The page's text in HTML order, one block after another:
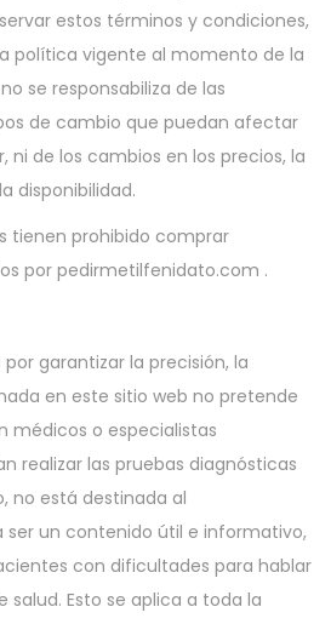
estos términos y condiciones,
política vigente al momento de la
se responsabiliza de las
de cambio que puedan afectar
ni de los cambios en los precios, la
disponibilidad.
tienen prohibido comprar
por pedirmetilfenidato.com .
garantizar la precisión, la
en este sitio web no pretende
médicos o especialistas
realizar las pruebas diagnósticas
no está destinada al
ser un contenido útil e informativo,
con dificultades para hablar
salud. Esto se aplica a toda la